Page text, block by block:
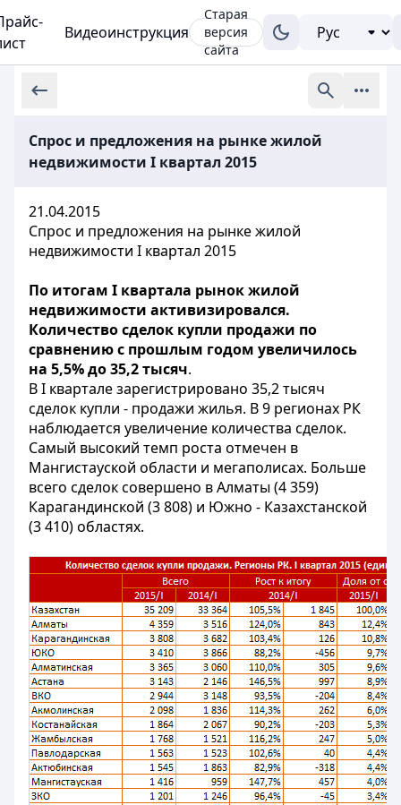
Видеоинструкция
Старая
версия
сайта
Спрос и предложения на рынке жилой
недвижимости I квартал 2015
21.04.2015
Спрос и предложения на рынке жилой
недвижимости I квартал 2015
По итогам I квартала рынок жилой
недвижимости активизировался.
Количество сделок купли продажи по
сравнению с прошлым годом увеличилось
на 5,5% до 35,2 тысяч.
В I квартале зарегистрировано 35,2 тысяч
сделок купли - продажи жилья. В 9 регионах РК
наблюдается увеличение количества сделок.
Самый высокий темп роста отмечен в
Мангистауской области и мегаполисах. Больше
всего сделок совершено в Алматы (4 359)
Карагандинской (3 808) и Южно - Казахстанской
(3 410) областях.